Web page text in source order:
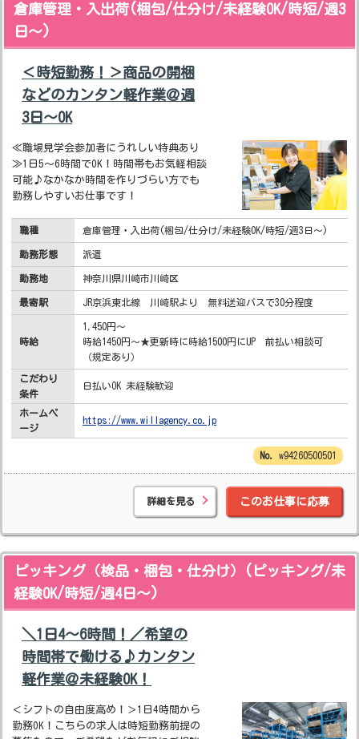
倉庫管理・入出荷(梱包/仕分け/未経験OK/時短/週3
日～)
＜時短勤務！＞商品の開梱
などのカンタン軽作業＠週
3日～OK
≪職場見学会参加者にうれしい特典あり
≫1日5～6時間でOK！時間帯もお気軽相談
可能♪なかなか時間を作りづらい方でも
勤務しやすいお仕事です！
職種 倉庫管理・入出荷(梱包/仕分け/未経験OK/時短/週3日～)
勤務形態 派遣
勤務地 神奈川県川崎市川崎区
最寄駅 JR京浜東北線 川崎駅より 無料送迎バスで30分程度
時給
1,450円～
時給1450円～★更新時に時給1500円にUP 前払い相談可
（規定あり）
こだわり
条件
日払いOK 未経験歓迎
ホームペ
ージ
https://www.willagency.co.jp
w94260500501
詳細を見る このお仕事に応募
ピッキング（検品・梱包・仕分け）(ピッキング/未
経験OK/時短/週4日～)
＼1日4～6時間！／希望の
時間帯で働ける♪カンタン
軽作業＠未経験OK！
＜シフトの自由度高め！＞1日4時間から
勤務OK！こちらの求人は時短勤務前提の